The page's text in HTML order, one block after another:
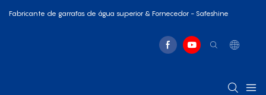
Fabricante de garrafas de água superior & Fornecedor - Safeshine